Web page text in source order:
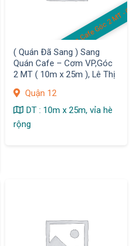
T
( Quán Đã Sang ) Sang
Quán Cafe – Cơm VP,Góc
2 MT ( 10m x 25m ), Lê Thị
Quận 12
DT : 10m x 25m, vỉa hè
rộng